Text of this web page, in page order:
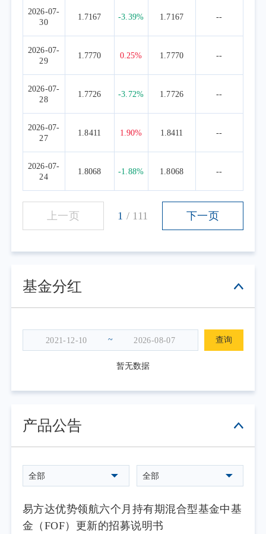
基于上述判断，二季度我们维持了AI相关
方向的高配置比例。但在结构上，我们观察到
国产算力正在迎来历史性拐点，因此逐步将部
分海外算力仓位转向国产算力：
第一，芯片解耦趋势深化，国产芯片放量
路径愈发清晰。
破。
第三，推理算力成为AI算力投入的核心增
因此，二季度我们在维持AI整体高配的基
础上，逐步将部分海外算力仓位向国产算力方
加了布局国产算力方向的基金品种。
多逻辑不变
跌的核心驱动在于美联储货币政策预期的根本
性转变。沃什首秀释放鹰派信号后，市场对加
升。实际利率上行叠加美元走强，对黄金构成
续为负，供需趋于平衡后实际利率重回黄金定
价框架。
变：全球央行持续购金、美元信用裂痕扩大、
长期牛市的终结。若油价长期维持高位或地缘
风险再度升温，市场逻辑将从“加息压制”切换
至“滞胀受益”，黄金有望迎来新一轮上行。
因此，二季度我们战术性降低了资源行业
2026-07-
30
1.7167 -3.39% 1.7167 --
2026-07-
29
1.7770 0.25% 1.7770 --
2026-07-
28
1.7726 -3.72% 1.7726 --
2026-07-
27
1.8411 1.90% 1.8411 --
2026-07-
24
1.8068 -1.88% 1.8068 --
上一页 1 / 111 下一页
基金分红
~ 查询
暂无数据
产品公告
全部 全部
易方达优势领航六个月持有期混合型基金中基
金（FOF）更新的招募说明书